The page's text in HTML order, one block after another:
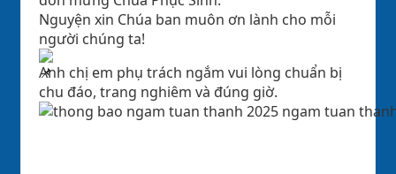
Nguyện xin Chúa ban muôn ơn lành cho mỗi
người chúng ta!
Anh chị em phụ trách ngắm vui lòng chuẩn bị
chu đáo, trang nghiêm và đúng giờ.